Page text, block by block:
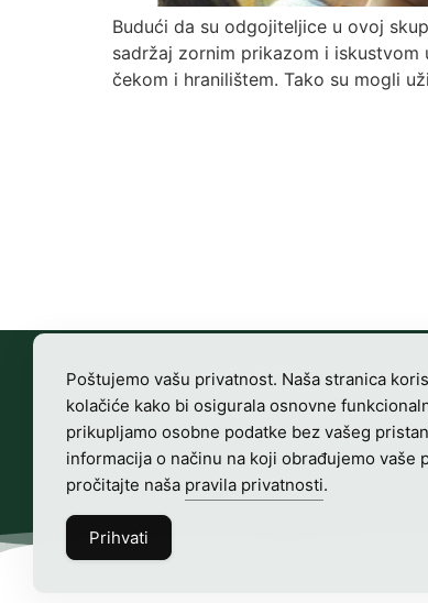
Budući da su odgojiteljice u ovoj
sadržaj zornim prikazom i
čekom i hranilištem. Tako su mogli
HRVATSKI LOVAČKI SAVEZ
Vladimira Nazora 63
10000 Zagreb, Hrvatska
OIB-28817560444
Radno vrijeme:
Poštujemo vašu privatnost. Naša stranica
kolačiće kako bi osigurala osnovne
prikupljamo osobne podatke bez vašeg
informacija o načinu na koji obrađujemo vaše
pročitajte naša pravila privatnosti.
Prihvati